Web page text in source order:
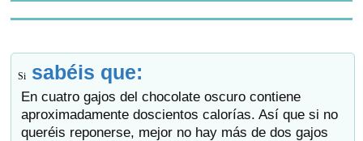
Si sabéis que:
En cuatro gajos del chocolate oscuro contiene
aproximadamente doscientos calorías. Así que si no
queréis reponerse, mejor no hay más de dos gajos